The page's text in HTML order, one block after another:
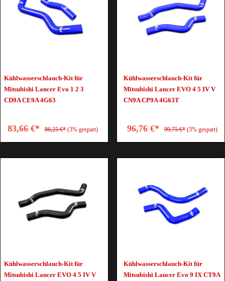
Kühlwasserschlauch-Kit für
Mitsubishi Lancer Evo 1 2 3
CD9A CE9A 4G63
83,66 €* 86,25 €* (3% gespart)
Kühlwasserschlauch-Kit für
Mitsubishi Lancer EVO 4 5 IV V
CN9A CP9A 4G63T
96,76 €* 99,75 €* (3% gespart)
Kühlwasserschlauch-Kit für
Mitsubishi Lancer EVO 4 5 IV V
Kühlwasserschlauch-Kit für
Mitsubishi Lancer Evo 9 IX CT9A